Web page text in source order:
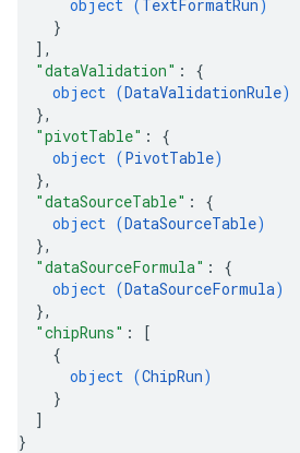
object (TextFormatRun)
}
] ,
"dataValidation" : {
object (DataValidationRule)
},
"pivotTable" : {
object (PivotTable)
},
"dataSourceTable" : {
object (DataSourceTable)
},
"dataSourceFormula" : {
object (DataSourceFormula)
},
"chipRuns" :
[
{
object (ChipRun)
}
]
}